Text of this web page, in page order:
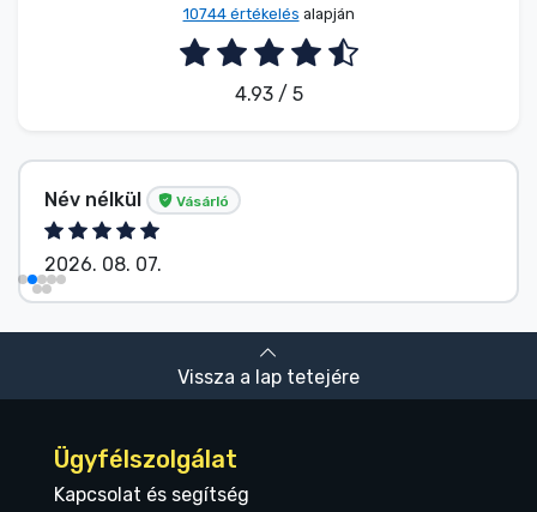
10744 értékelés alapján
4.93 / 5
Név nélkül Vásárló
2026. 08. 07.
Vissza a lap tetejére
Ügyfélszolgálat
Kapcsolat és segítség